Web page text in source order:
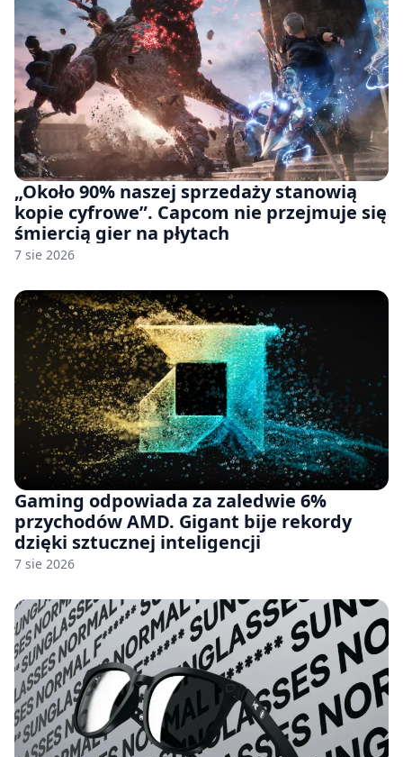
„Około 90% naszej sprzedaży stanowią
kopie cyfrowe”. Capcom nie przejmuje się
śmiercią gier na płytach
7 sie 2026
Gaming odpowiada za zaledwie 6%
przychodów AMD. Gigant bije rekordy
dzięki sztucznej inteligencji
7 sie 2026